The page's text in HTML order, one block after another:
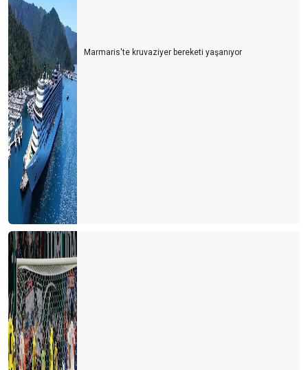
Marmaris'te kruvaziyer bereketi yaşanıyor